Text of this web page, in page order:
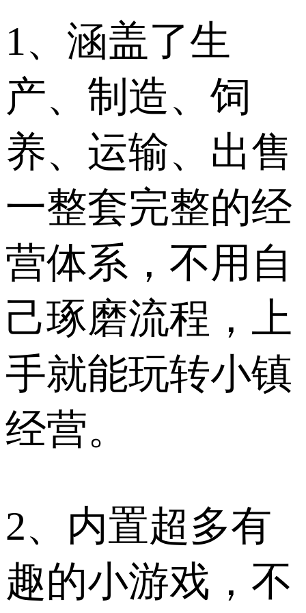
1、涵盖了生
产、制造、饲
养、运输、出售
一整套完整的经
营体系，不用自
己琢磨流程，上
手就能玩转小镇
经营。
2、内置超多有
趣的小游戏，不